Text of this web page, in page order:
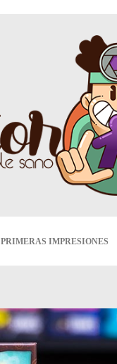
PRIMERAS IMPRESIONES